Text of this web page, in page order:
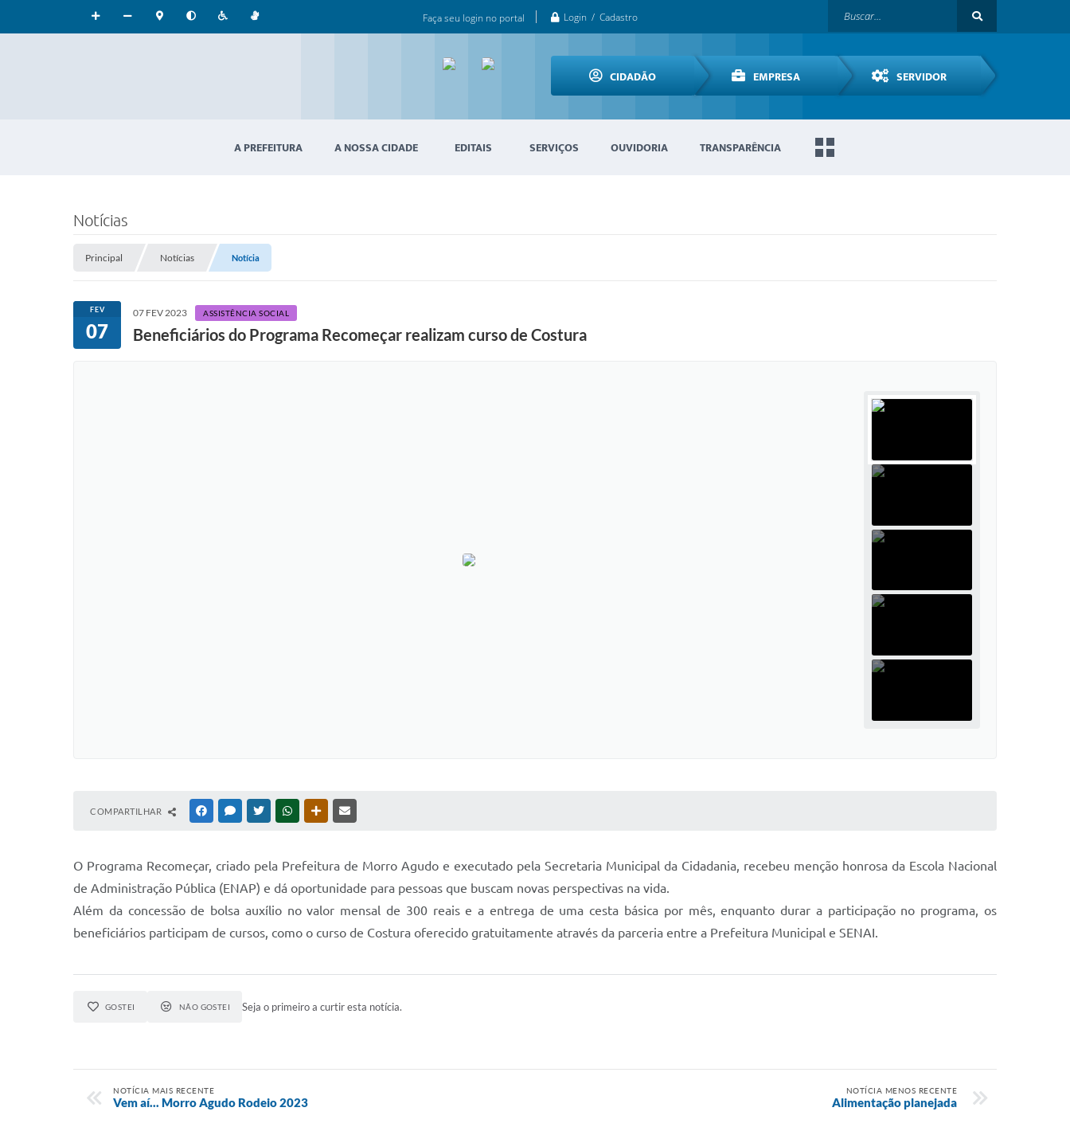
Faça seu login no portal Login / Cadastro
CIDADÃO EMPRESA SERVIDOR
A PREFEITURA A NOSSA CIDADE EDITAIS SERVIÇOS OUVIDORIA TRANSPARÊNCIA
Notícias
Principal Notícias Notícia
FEV
07
07 FEV 2023 ASSISTÊNCIA SOCIAL
Beneficiários do Programa Recomeçar realizam curso de Costura
COMPARTILHAR FACEBOOKMESSENGER
TWITTERWHATSAPPOUTRAS MÍDIAS
O Programa Recomeçar, criado pela Prefeitura de Morro Agudo e executado pela Secretaria Municipal da Cidadania, recebeu menção honrosa da Escola Nacional
de Administração Pública (ENAP) e dá oportunidade para pessoas que buscam novas perspectivas na vida.
Além da concessão de bolsa auxílio no valor mensal de 300 reais e a entrega de uma cesta básica por mês, enquanto durar a participação no programa, os
beneficiários participam de cursos, como o curso de Costura oferecido gratuitamente através da parceria entre a Prefeitura Municipal e SENAI.
GOSTEI NÃO GOSTEI Seja o primeiro a curtir esta notícia.
NOTÍCIA MAIS RECENTE
Vem aí... Morro Agudo Rodeio 2023
NOTÍCIA MENOS RECENTE
Alimentação planejada